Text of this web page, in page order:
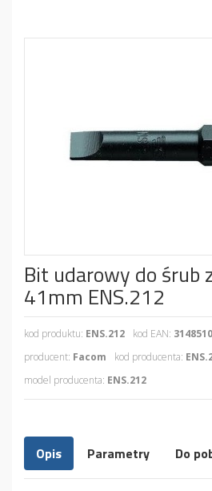
Bit udarowy do śrub
41mm ENS.212
kod produktu: ENS.212 kod EAN:
producent: Facom kod producenta:
model producenta: ENS.212
Opis Parametry Do